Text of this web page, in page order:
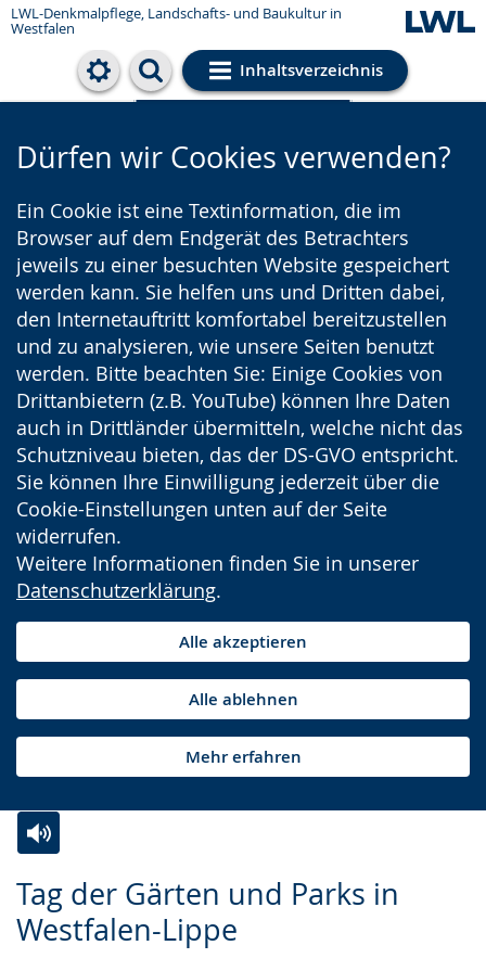
LWL-Denkmalpflege, Landschafts- und Baukultur in
Westfalen
Inhaltsverzeichnis
Cookie-Einstellungen
Dürfen wir Cookies verwenden?
Ein Cookie ist eine Textinformation, die im
Browser auf dem Endgerät des Betrachters
jeweils zu einer besuchten Website gespeichert
werden kann. Sie helfen uns und Dritten dabei,
den Internetauftritt komfortabel bereitzustellen
und zu analysieren, wie unsere Seiten benutzt
werden. Bitte beachten Sie: Einige Cookies von
Drittanbietern (z.B. YouTube) können Ihre Daten
auch in Drittländer übermitteln, welche nicht das
Schutzniveau bieten, das der DS-GVO entspricht.
Sie können Ihre Einwilligung jederzeit über die
Cookie-Einstellungen unten auf der Seite
widerrufen.
Weitere Informationen finden Sie in unserer
Datenschutzerklärung.
Alle akzeptieren
Alle ablehnen
Mehr erfahren
Tag der Gärten und Parks in
Westfalen-Lippe
Leichten
Sprache
Audio-
Unterstützung.
Video
in